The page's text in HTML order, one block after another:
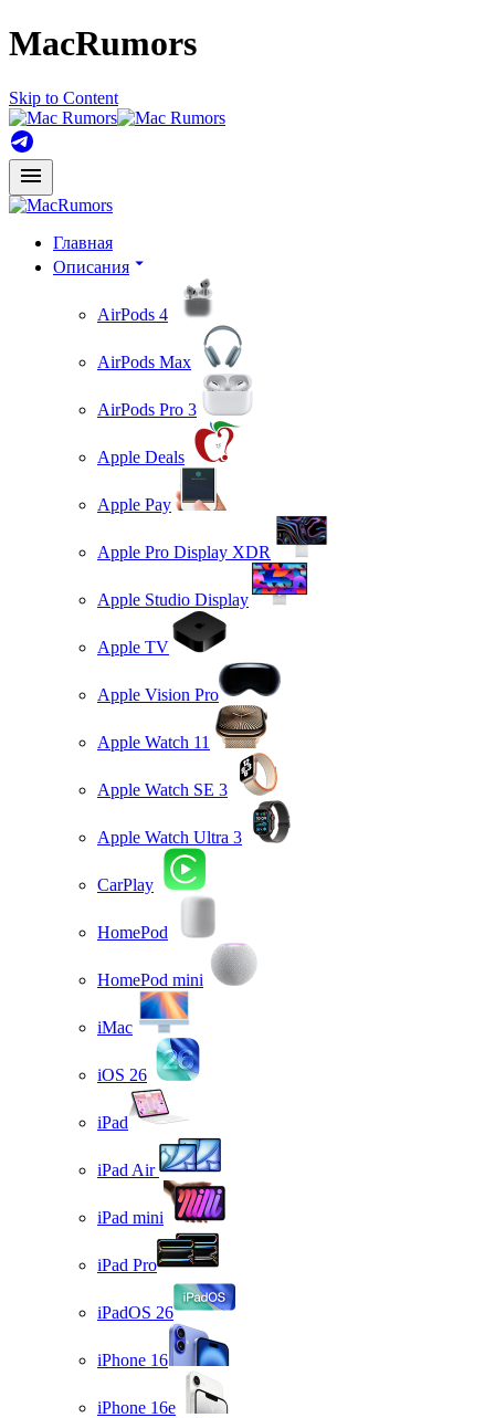
MacRumors
Skip to Content
Главная
Описания
AirPods 4
AirPods Max
AirPods Pro 3
Apple Deals
Apple Pay
Apple Pro Display XDR
Apple Studio Display
Apple TV
Apple Vision Pro
Apple Watch 11
Apple Watch SE 3
Apple Watch Ultra 3
CarPlay
HomePod
HomePod mini
iMac
iOS 26
iPad
iPad Air
iPad mini
iPad Pro
iPadOS 26
iPhone 16
iPhone 16e